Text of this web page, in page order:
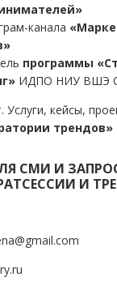
канала
программы
ИДПО НИУ ВШЭ
Услуги, кейсы,
трендов»
СМИ И
И